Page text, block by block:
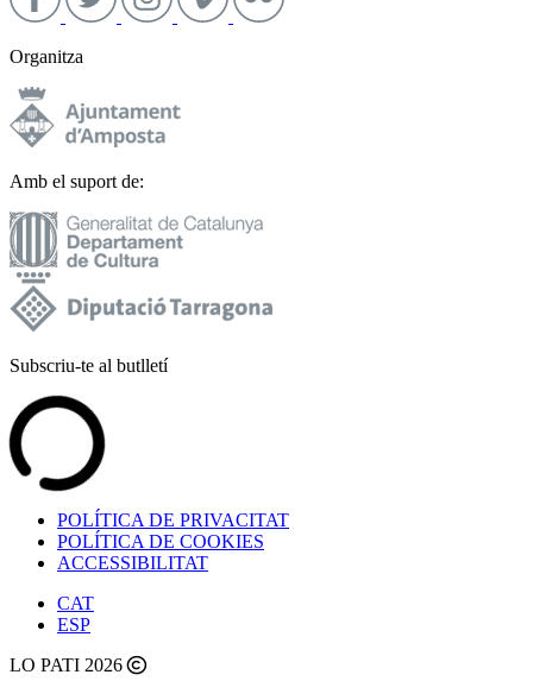
Organitza
Amb el suport de:
Subscriu-te al butlletí
POLÍTICA DE PRIVACITAT
POLÍTICA DE COOKIES
ACCESSIBILITAT
CAT
ESP
LO PATI 2026